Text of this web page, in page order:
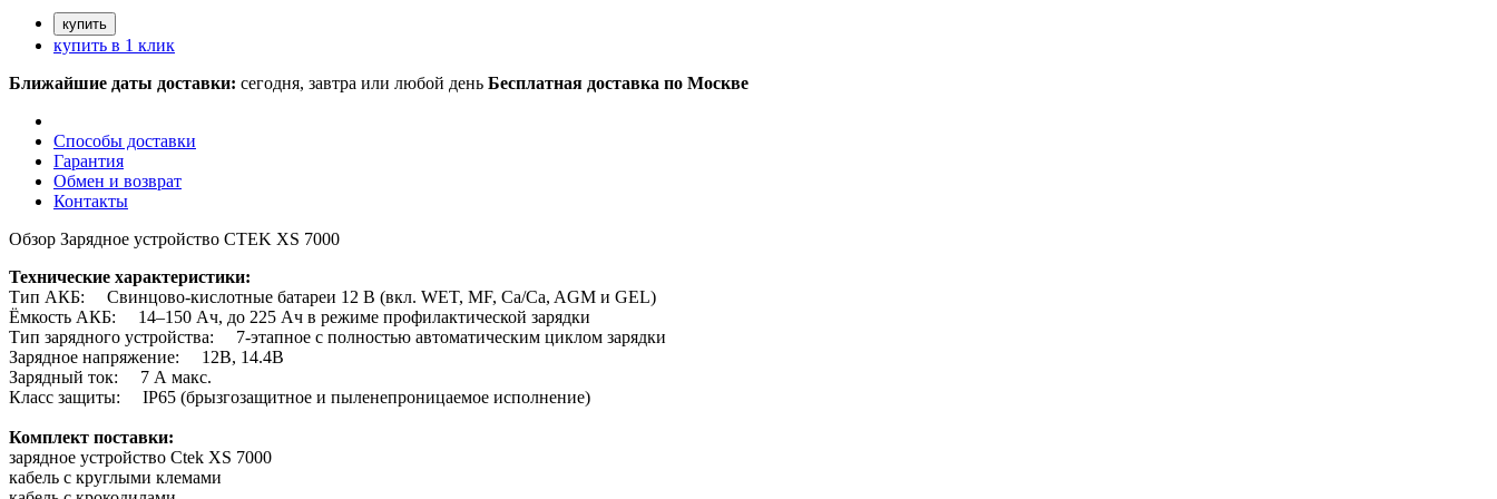
купить в 1 клик
Ближайшие даты доставки: сегодня, завтра или любой день Бесплатная доставка по Москве
Способы доставки
Гарантия
Обмен и возврат
Контакты
Обзор Зарядное устройство CTEK XS 7000
Технические характеристики:
Тип АКБ: Свинцово-кислотные батареи 12 В (вкл. WET, MF, Ca/Ca, AGM и GEL)
Ёмкость АКБ: 14–150 Ач, до 225 Ач в режиме профилактической зарядки
Тип зарядного устройства: 7-этапное с полностью автоматическим циклом зарядки
Зарядное напряжение: 12В, 14.4В
Зарядный ток: 7 А макс.
Класс защиты: IP65 (брызгозащитное и пыленепроницаемое исполнение)
Комплект поставки:
зарядное устройство Ctek XS 7000
кабель с круглыми клемами